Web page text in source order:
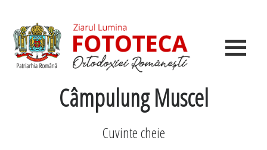
Câmpulung Muscel
Cuvinte cheie